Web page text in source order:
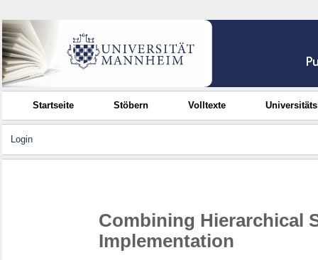
Startseite Stöbern Volltexte
Login
Combining Hierarchical
Implementation